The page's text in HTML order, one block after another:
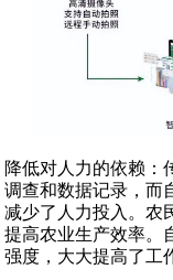
降低对人力的依赖：
调查和数据记录，而
减少了人力投入。农
提高农业生产效率。
强度，大大提高了工